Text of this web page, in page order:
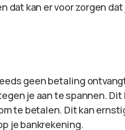
dat kan er voor zorgen
geen betaling
je aan te spannen.
te betalen. Dit kan
je bankrekening.